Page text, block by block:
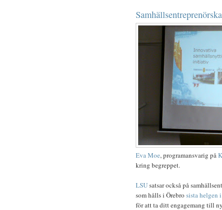
Eva Moe, programansvarig på
kring begreppet.
LSUsatsar också på
som hålls i Örebro sista helgen
för att ta ditt engagemang till